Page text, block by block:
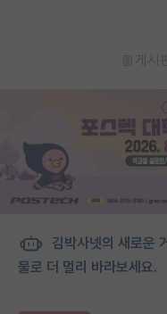
게시
김박사넷의 새로운
물로 더 멀리 바라보세요.